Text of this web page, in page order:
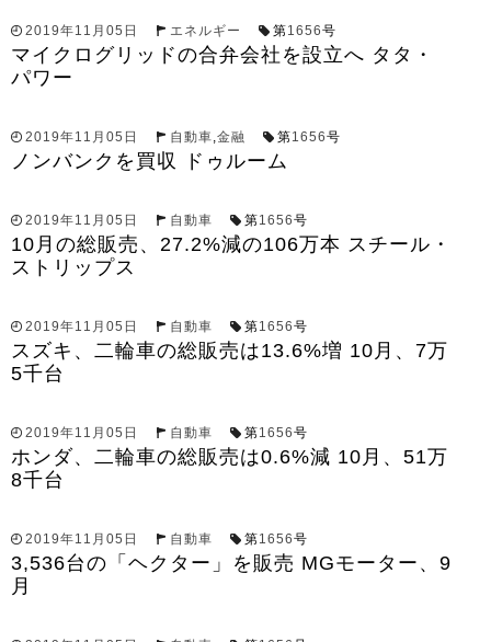
2019年11月05日 エネルギー 第1656号
マイクログリッドの合弁会社を設立へ タタ・
パワー
2019年11月05日 自動車,金融 第1656号
ノンバンクを買収 ドゥルーム
2019年11月05日 自動車 第1656号
10月の総販売、27.2%減の106万本 スチール・
ストリップス
2019年11月05日 自動車 第1656号
スズキ、二輪車の総販売は13.6%増 10月、7万
5千台
2019年11月05日 自動車 第1656号
ホンダ、二輪車の総販売は0.6%減 10月、51万
8千台
2019年11月05日 自動車 第1656号
3,536台の「ヘクター」を販売 MGモーター、9
月